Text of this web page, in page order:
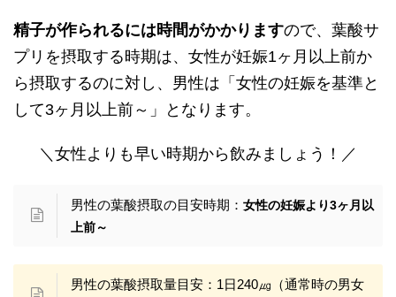
精子が作られるには時間がかかりますので、葉酸サ
プリを摂取する時期は、女性が妊娠1ヶ月以上前か
ら摂取するのに対し、男性は「女性の妊娠を基準と
して3ヶ月以上前～」となります。
＼女性よりも早い時期から飲みましょう！／
男性の葉酸摂取の目安時期： 女性の妊娠より3ヶ月以
上前～
男性の葉酸摂取量目安：1日240㎍（通常時の男女